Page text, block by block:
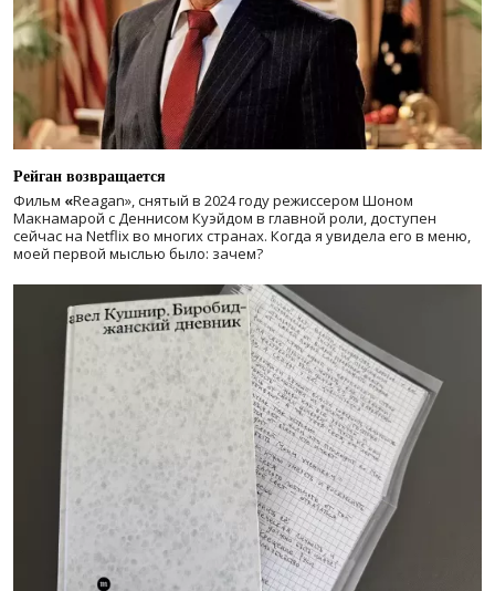
Рейган возвращается
Фильм «Reagan», снятый в 2024 годурежиссером Шоном
Макнамарой с Деннисом Куэйдом в главной роли, доступен
сейчас на Netflix во многих странах. Когда я увидела его в меню,
моей первой мыслью было: зачем?